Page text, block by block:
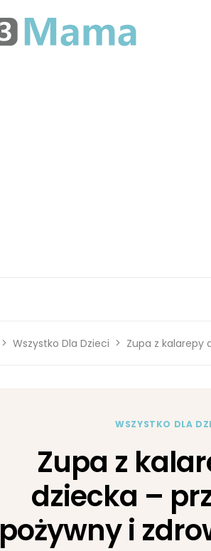
Wszystko Dla Dzieci Zupa z kalarepy
WSZYSTKO DLA
Zupa z
dziecka –
pożywny i